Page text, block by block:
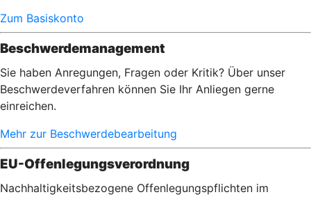
Zum Basiskonto
Beschwerdemanagement
Sie haben Anregungen, Fragen oder Kritik? Über unser
Beschwerdeverfahren können Sie Ihr Anliegen gerne
einreichen.
Mehr zur Beschwerdebearbeitung
EU-Offenlegungsverordnung
Nachhaltigkeitsbezogene Offenlegungspflichten im